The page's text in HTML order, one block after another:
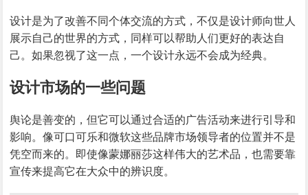
设计是为了改善不同个体交流的方式，不仅是设计师向世人
展示自己的世界的方式，同样可以帮助人们更好的表达自
己。如果忽视了这一点，一个设计永远不会成为经典。
设计市场的一些问题
舆论是善变的，但它可以通过合适的广告活动来进行引导和
影响。像可口可乐和微软这些品牌市场领导者的位置并不是
凭空而来的。即使像蒙娜丽莎这样伟大的艺术品，也需要靠
宣传来提高它在大众中的辨识度。